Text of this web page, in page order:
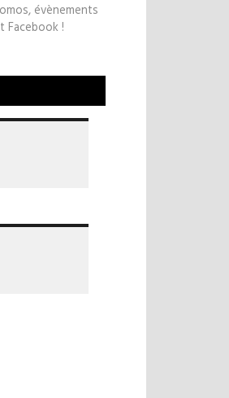
évènements
Facebook !